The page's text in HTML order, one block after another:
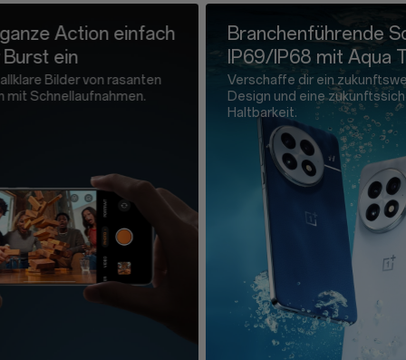
Branchenführende Schutzart
IP69/IP68 mit Aqua Touch 2.0
Verschaffe dir ein zukunftsweisendes
Design und eine zukunftssichere
Völlig
Akku